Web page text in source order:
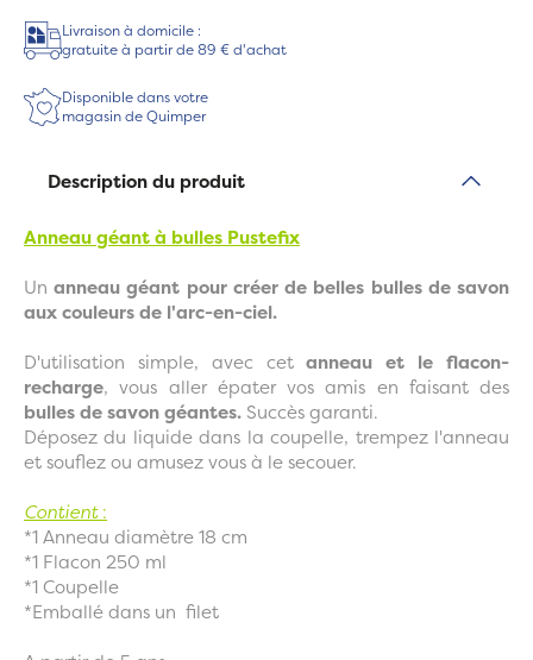
Livraison à domicile :
gratuite à partir de 89 € d'achat
Disponible dans votre
magasin de Quimper
Description du produit
Anneau géant à bulles Pustefix
Unanneau géant pour créer de belles bulles de savon
aux couleurs de l'arc-en-ciel.
D'utilisation simple, avec cetanneau et le flacon-
recharge, vous aller épater vos amis en faisant des
bulles de savon géantes. Succès garanti.
Déposez du liquide dans la coupelle, trempez l'anneau
et souflez ou amusez vous à le secouer.
Contient:
*1 Anneau diamètre 18 cm
*1 Flacon 250 ml
*1 Coupelle
*Emballé dans un filet